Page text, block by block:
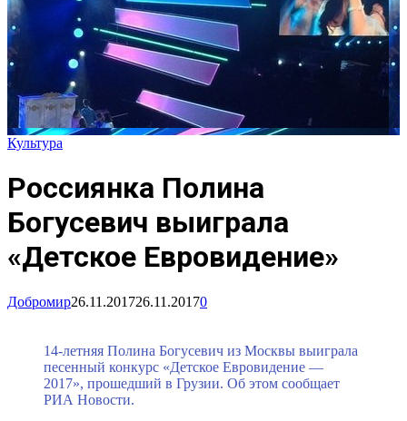
Культура
Россиянка Полина
Богусевич выиграла
«Детское Евровидение»
Добромир26.11.201726.11.20170
14-летняя Полина Богусевич из Москвы выиграла
песенный конкурс «Детское Евровидение —
2017», прошедший в Грузии. Об этом сообщает
РИА Новости.